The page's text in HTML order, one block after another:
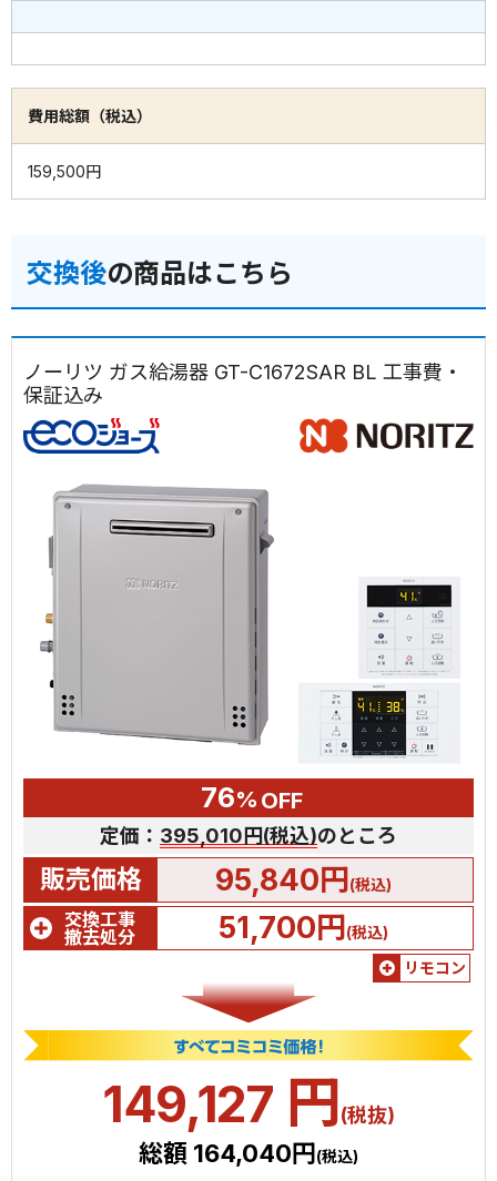
費用総額（税込）
159,500円
交換後の商品はこちら
ノーリツ ガス給湯器 GT-C1672SAR BL 工事費・
保証込み
76% OFF
定価： 395,010円(税込)のところ
販売価格 95,840円(税込)
交換工事
撤去処分
51,700円(税込)
リモコン
149,127 円(税抜)
総額 164,040円 (税込)